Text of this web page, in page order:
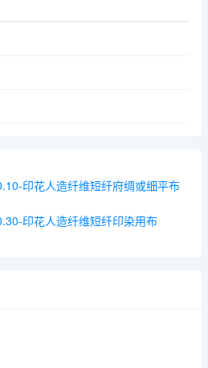
印花人造纤维短纤府绸或细平布
印花人造纤维短纤印染用布